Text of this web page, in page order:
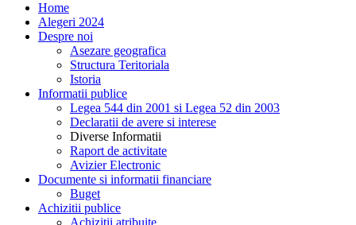
Home
Alegeri 2024
Despre noi
Asezare geografica
Structura Teritoriala
Istoria
Informatii publice
Legea 544 din 2001 si Legea 52 din 2003
Declaratii de avere si interese
Diverse Informatii
Raport de activitate
Avizier Electronic
Documente si informatii financiare
Buget
Achizitii publice
Achizitii atribuite